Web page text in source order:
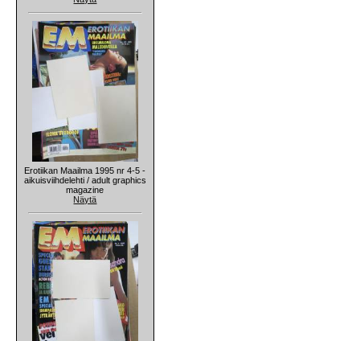
Erotiikan Maailma 1995 nr 4-5 -
aikuisviihdelehti / adult graphics
magazine
Näytä